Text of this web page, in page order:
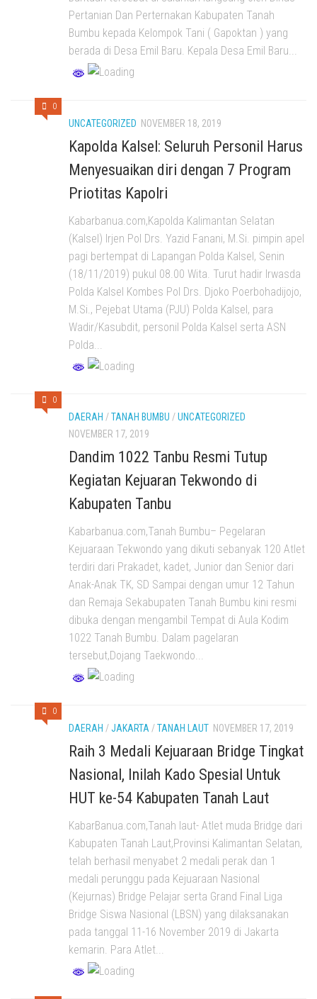
Pertanian Dan Perternakan Kabupaten Tanah
Bumbu kepada Kelompok Tani ( Gapoktan ) yang
berada di Desa Emil Baru. Kepala Desa Emil Baru...
0
UNCATEGORIZED NOVEMBER 18, 2019
Kapolda Kalsel: Seluruh Personil Harus
Menyesuaikan diri dengan 7 Program
Priotitas Kapolri
Kabarbanua.com,Kapolda Kalimantan Selatan
(Kalsel) Irjen Pol Drs. Yazid Fanani, M.Si. pimpin apel
pagi bertempat di Lapangan Polda Kalsel, Senin
(18/11/2019) pukul 08.00 Wita. Turut hadir Irwasda
Polda Kalsel Kombes Pol Drs. Djoko Poerbohadijojo,
M.Si., Pejebat Utama (PJU) Polda Kalsel, para
Wadir/Kasubdit, personil Polda Kalsel serta ASN
Polda...
0
DAERAH /TANAH BUMBU /UNCATEGORIZED
NOVEMBER 17, 2019
Dandim 1022 Tanbu Resmi Tutup
Kegiatan Kejuaran Tekwondo di
Kabupaten Tanbu
Kabarbanua.com,Tanah Bumbu– Pegelaran
Kejuaraan Tekwondo yang dikuti sebanyak 120 Atlet
terdiri dari Prakadet, kadet, Junior dan Senior dari
Anak-Anak TK, SD Sampai dengan umur 12 Tahun
dan Remaja Sekabupaten Tanah Bumbu kini resmi
dibuka dengan mengambil Tempat di Aula Kodim
1022 Tanah Bumbu. Dalam pagelaran
tersebut,Dojang Taekwondo...
0
DAERAH /JAKARTA /TANAH LAUT NOVEMBER 17, 2019
Raih 3 Medali Kejuaraan Bridge Tingkat
Nasional, Inilah Kado Spesial Untuk
HUT ke-54 Kabupaten Tanah Laut
KabarBanua.com,Tanah laut- Atlet muda Bridge dari
Kabupaten Tanah Laut,Provinsi Kalimantan Selatan,
telah berhasil menyabet 2 medali perak dan 1
medali perunggu pada Kejuaraan Nasional
(Kejurnas) Bridge Pelajar serta Grand Final Liga
Bridge Siswa Nasional (LBSN) yang dilaksanakan
pada tanggal 11-16 November 2019 di Jakarta
kemarin. Para Atlet...